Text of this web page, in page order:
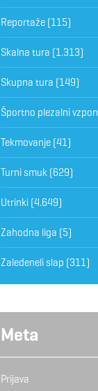
Reportaže(115)
Skalna tura (1.313)
Skupna tura (149)
Športno plezalni vzpon
Tekmovanje(41)
Turni smuk(629)
Utrinki(4.649)
Zahodna liga (5)
Zaledeneli slap (311)
Meta
Prijava